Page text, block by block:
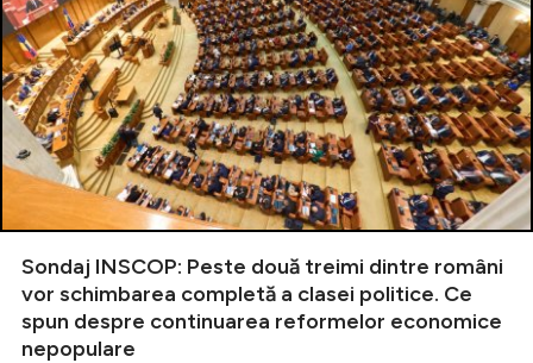
Sondaj INSCOP: Peste două treimi dintre români
vor schimbarea completă a clasei politice. Ce
spun despre continuarea reformelor economice
nepopulare